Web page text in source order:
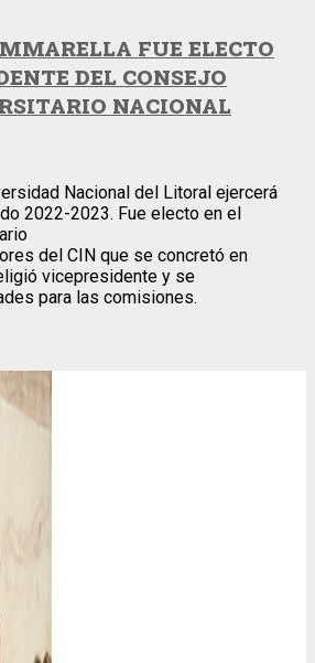
FUE ELECTO
DEL CONSEJO
NACIONAL
Nacional del Litoral ejercerá
2022-2023. Fue electo en el
del CIN que se concretó en
vicepresidente y se
para las comisiones.